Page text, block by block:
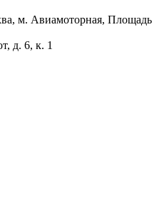
м. Авиамоторная, Площадь
д. 6, к. 1